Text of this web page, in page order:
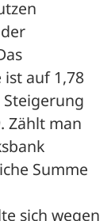
auf 1,78
Zählt man
Summe
sich wegen